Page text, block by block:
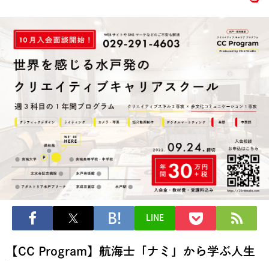
LINE
【CC Program】航海士「ナミ」から学ぶ人生